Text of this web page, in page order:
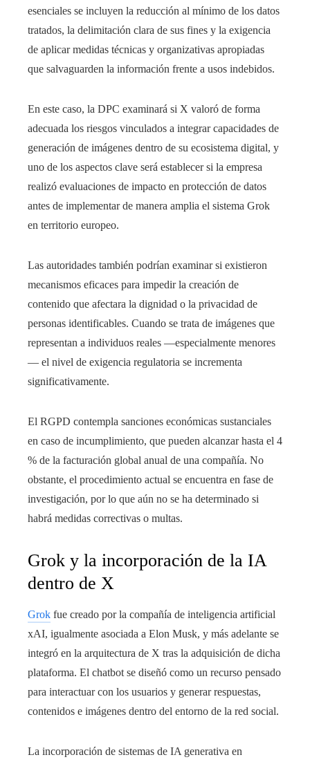
esenciales se incluyen la reducción al mínimo de los datos
tratados, la delimitación clara de sus fines y la exigencia
de aplicar medidas técnicas y organizativas apropiadas
que salvaguarden la información frente a usos indebidos.
En este caso, la DPC examinará si X valoró de forma
adecuada los riesgos vinculados a integrar capacidades de
generación de imágenes dentro de su ecosistema digital, y
uno de los aspectos clave será establecer si la empresa
realizó evaluaciones de impacto en protección de datos
antes de implementar de manera amplia el sistema Grok
en territorio europeo.
Las autoridades también podrían examinar si existieron
mecanismos eficaces para impedir la creación de
contenido que afectara la dignidad o la privacidad de
personas identificables. Cuando se trata de imágenes que
representan a individuos reales —especialmente menores
— el nivel de exigencia regulatoria se incrementa
significativamente.
El RGPD contempla sanciones económicas sustanciales
en caso de incumplimiento, que pueden alcanzar hasta el 4
% de la facturación global anual de una compañía. No
obstante, el procedimiento actual se encuentra en fase de
investigación, por lo que aún no se ha determinado si
habrá medidas correctivas o multas.
Grok y la incorporación de la IA
dentro de X
Grok fue creado por la compañía de inteligencia artificial
xAI, igualmente asociada a Elon Musk, y más adelante se
integró en la arquitectura de X tras la adquisición de dicha
plataforma. El chatbot se diseñó como un recurso pensado
para interactuar con los usuarios y generar respuestas,
contenidos e imágenes dentro del entorno de la red social.
La incorporación de sistemas de IA generativa en